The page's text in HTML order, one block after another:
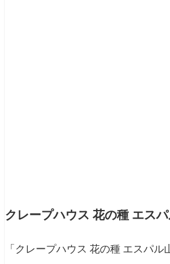
クレープハウス 花の種 エス
「クレープハウス 花の種 エスパ